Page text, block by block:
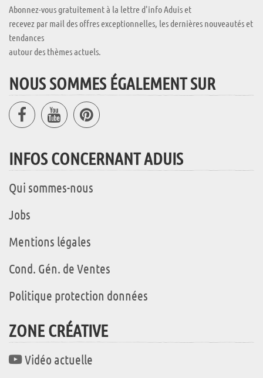
Abonnez-vous gratuitement à la lettre d'info Aduis et
recevez par mail des offres exceptionnelles, les dernières nouveautés et
tendances
autour des thèmes actuels.
NOUS SOMMES ÉGALEMENT SUR
INFOS CONCERNANT ADUIS
Qui sommes-nous
Jobs
Mentions légales
Cond. Gén. de Ventes
Politique protection données
ZONE CRÉATIVE
Vidéo actuelle